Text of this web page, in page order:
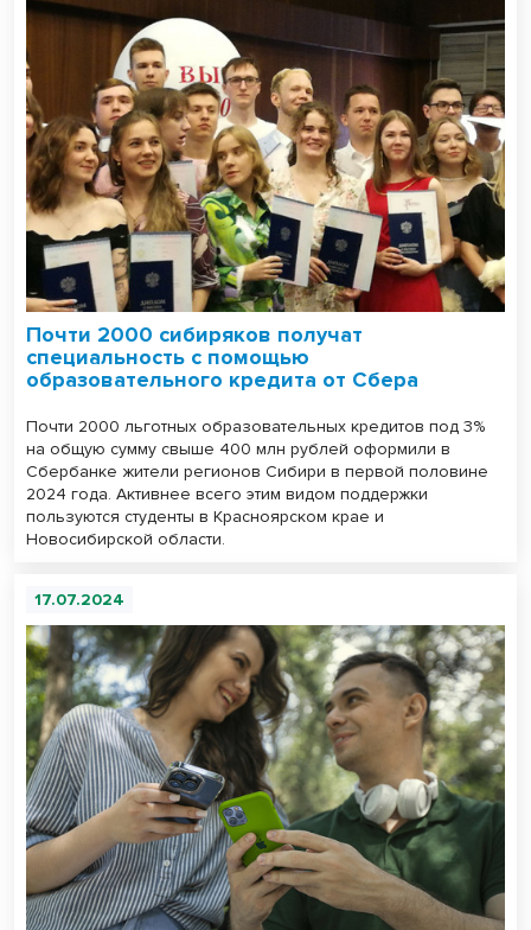
Почти 2000 сибиряков получат
специальность с помощью
образовательного кредита от Сбера
Почти 2000 льготных образовательных кредитов под 3%
на общую сумму свыше 400 млн рублей оформили в
Сбербанке жители регионов Сибири в первой половине
2024 года. Активнее всего этим видом поддержки
пользуются студенты в Красноярском крае и
Новосибирской области.
17.07.2024